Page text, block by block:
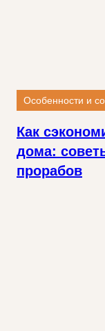
Особенности и
Как
дома:
прорабов